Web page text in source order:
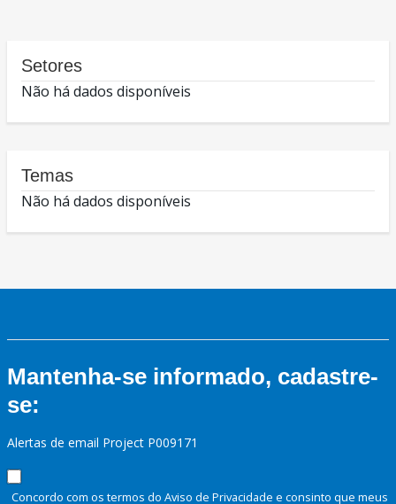
Setores
Não há dados disponíveis
Temas
Não há dados disponíveis
Mantenha-se informado, cadastre-
se:
Alertas de email Project P009171
Concordo com os termos do Aviso de Privacidade e consinto que meus